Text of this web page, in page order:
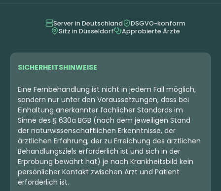
CBD: < 0,2 THC:21
Sativa Blüten
Server in Deutschland
DSGVO-konform
Sitz in Düsseldorf
Approbierte Ärzte
SICHERHEITSHINWEISE
Eine Fernbehandlung ist nicht in jedem Fall möglich,
sondern nur unter den Voraussetzungen, dass bei
Einhaltung anerkannter fachlicher Standards im
Sinne des § 630a BGB (nach dem jeweiligen Stand
der naturwissenschaftlichen Erkenntnisse, der
ärztlichen Erfahrung, der zu Erreichung des ärztlichen
Behandlungsziels erforderlich ist und sich in der
Erprobung bewährt hat) je nach Krankheitsbild kein
persönlicher Kontakt zwischen Arzt und Patient
erforderlich ist.